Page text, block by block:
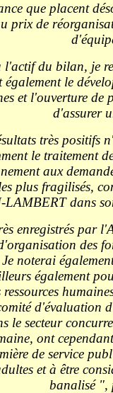
que placent
prix de
l'actif du bilan, je
également le
et l'ouverture de
d'assurer
très positifs
le traitement
aux
plus fragilisés,
LAMBERT dans
enregistrés par
des
noterai
également
ressources
d'évaluation
le secteur
ont
de service
et à être
banalisé ",